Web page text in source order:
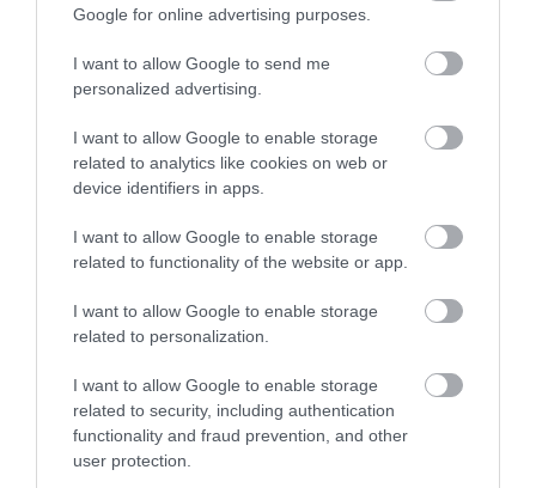
Google for online advertising purposes.
I want to allow Google to send me
personalized advertising.
I want to allow Google to enable storage
related to analytics like cookies on web or
device identifiers in apps.
I want to allow Google to enable storage
related to functionality of the website or app.
I want to allow Google to enable storage
related to personalization.
I want to allow Google to enable storage
related to security, including authentication
functionality and fraud prevention, and other
user protection.
Μετασχηματιστή M-350/2
Διαθέσιμο
116x116x48mm 230V(με
Ενσωματωμένο Μ/Σ)
35,16 €